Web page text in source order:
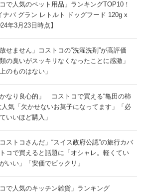
コで人気のペット用品」ランキングTOP10！
ナバ グラン レトルト ドッグフード 120g x
年3月23日時点】
放せません」コストコの“洗濯洗剤”が高評価
類の臭いがスッキリなくなったことに感激」
のものはない」
かなり良心的」 コストコで買える“亀田の柿
人気「欠かせないお菓子になってます」「必
いいほど購入」
コストコさんだ」“スイス政府公認”の旅行カバ
コで買えると話題に「オシャレ。軽くてい
いい」「安価でビックリ」
コで人気のキッチン雑貨」ランキング